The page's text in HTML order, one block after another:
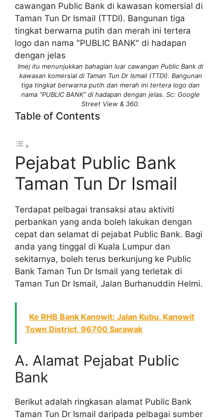
Imej itu menunjukkan bahagian luar cawangan Public Bank di
kawasan komersial di Taman Tun Dr Ismail (TTDI). Bangunan
tiga tingkat berwarna putih dan merah ini tertera logo dan
nama “PUBLIC BANK” di hadapan dengan jelas. Sc: Google
Street View & 360.
Table of Contents
Pejabat Public Bank
Taman Tun Dr Ismail
Terdapat pelbagai transaksi atau aktiviti
perbankan yang anda boleh lakukan dengan
cepat dan selamat di pejabat Public Bank. Bagi
anda yang tinggal di Kuala Lumpur dan
sekitarnya, boleh terus berkunjung ke Public
Bank Taman Tun Dr Ismail yang terletak di
Taman Tun Dr Ismail, Jalan Burhanuddin Helmi.
Ke RHB Bank Kanowit: Jalan Kubu, Kanowit
Town District, 96700 Sarawak
A. Alamat Pejabat Public
Bank
Berikut adalah ringkasan alamat Public Bank
Taman Tun Dr Ismail daripada pelbagai sumber